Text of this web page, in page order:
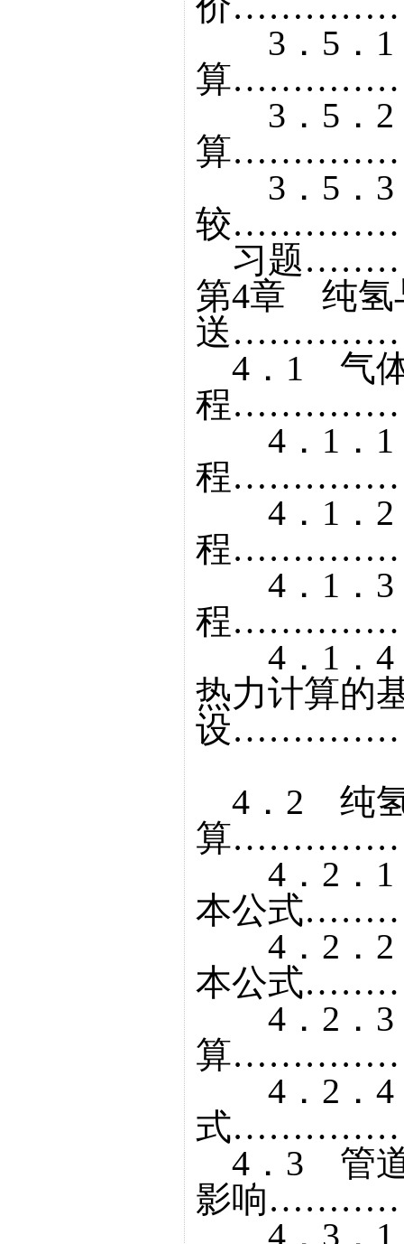
3．5．1
算
3．5．2
算
3．5．3
较
习题
第4章 纯氢
送
4．1 气体
程
4．1．1
程
4．1．2
程
4．1．3
程
4．1．4
热力计算的
设
4．2 纯氢
算
4．2．1
本公式
4．2．2
本公式
4．2．3
算
4．2．4
式
4．3 管道
影响
4．3．1